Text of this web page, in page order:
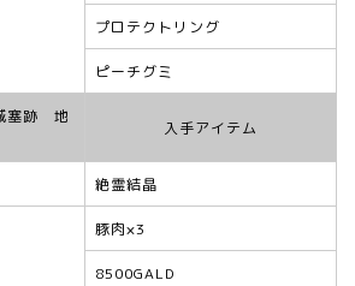
プロテクトリング
ピーチグミ
塞跡 地
入手アイテム
絶霊結晶
豚肉×3
8500GALD